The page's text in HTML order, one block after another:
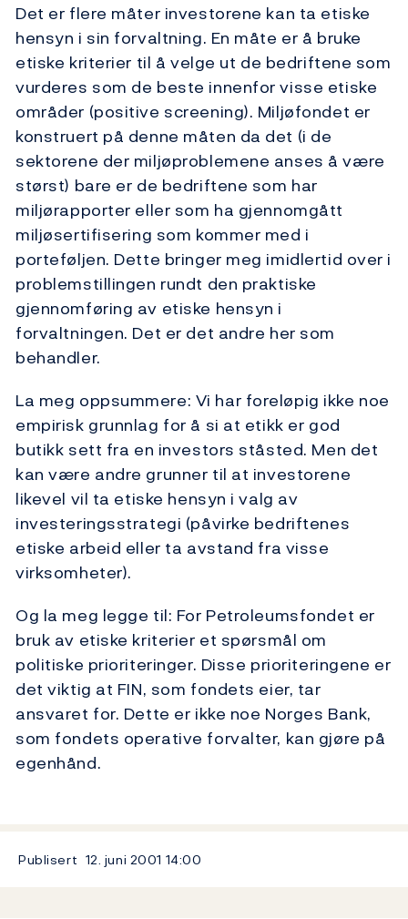
Det er flere måter investorene kan ta etiske
hensyn i sin forvaltning. En måte er å bruke
etiske kriterier til å velge ut de bedriftene som
vurderes som de beste innenfor visse etiske
områder (positive screening). Miljøfondet er
konstruert på denne måten da det (i de
sektorene der miljøproblemene anses å være
størst) bare er de bedriftene som har
miljørapporter eller som ha gjennomgått
miljøsertifisering som kommer med i
porteføljen. Dette bringer meg imidlertid over i
problemstillingen rundt den praktiske
gjennomføring av etiske hensyn i
forvaltningen. Det er det andre her som
behandler.
La meg oppsummere: Vi har foreløpig ikke noe
empirisk grunnlag for å si at etikk er god
butikk sett fra en investors ståsted. Men det
kan være andre grunner til at investorene
likevel vil ta etiske hensyn i valg av
investeringsstrategi (påvirke bedriftenes
etiske arbeid eller ta avstand fra visse
virksomheter).
Og la meg legge til: For Petroleumsfondet er
bruk av etiske kriterier et spørsmål om
politiske prioriteringer. Disse prioriteringene er
det viktig at FIN, som fondets eier, tar
ansvaret for. Dette er ikke noe Norges Bank,
som fondets operative forvalter, kan gjøre på
egenhånd.
Publisert 12. juni 2001 14:00